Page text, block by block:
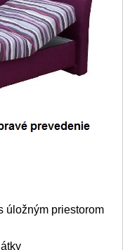
úložným priestorom